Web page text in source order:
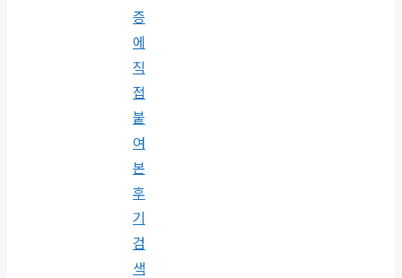
증
에
직
접
붙
여
본
후
기
검
색